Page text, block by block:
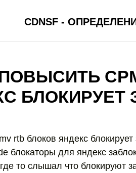
CDNSF -
БЛОКИРУЕТ
rtb блоков яндекс
блокаторы для яндекс
то слышал что блокируют